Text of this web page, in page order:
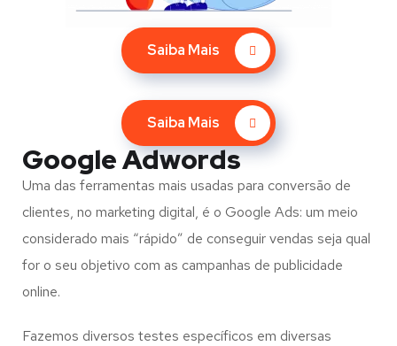
Saiba Mais
Saiba Mais
Google Adwords
Uma das ferramentas mais usadas para conversão de
clientes, no marketing digital, é o Google Ads: um meio
considerado mais “rápido” de conseguir vendas seja qual
for o seu objetivo com as campanhas de publicidade
online.
Fazemos diversos testes específicos em diversas